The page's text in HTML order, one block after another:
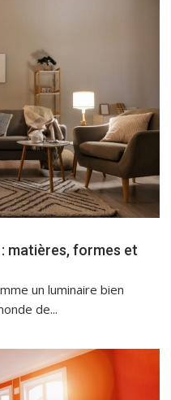
matières, formes et
un luminaire bien
de...